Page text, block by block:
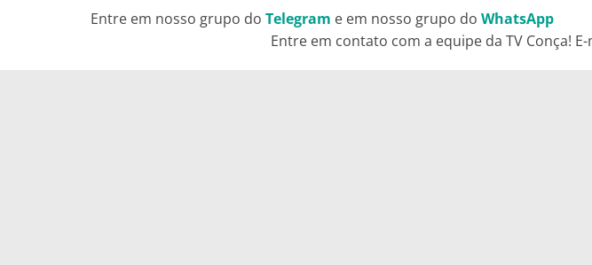
Entre em nosso grupo do Telegram e em nosso grupo do WhatsApp
Entre em contato com a equipe da TV Conça!